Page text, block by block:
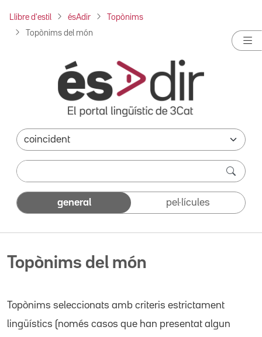
Llibre d'estil ésAdir Topònims
Topònims del món
general pel·lícules
Topònims del món
Topònims seleccionats amb criteris estrictament
lingüístics (només casos que han presentat algun